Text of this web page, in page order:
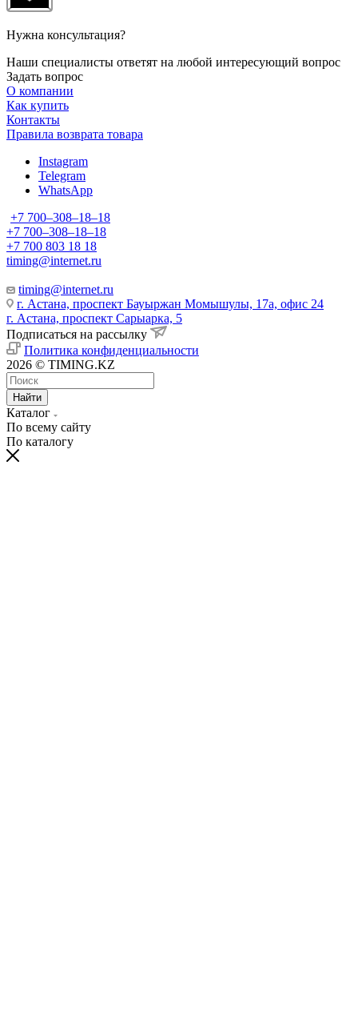
Нужна консультация?
Наши специалисты ответят на любой интересующий вопрос
Задать вопрос
О компании
Как купить
Контакты
Правила возврата товара
Instagram
Telegram
WhatsApp
+7 700‒308‒18‒18
+7 700‒308‒18‒18
+7 700 803 18 18
timing@internet.ru
timing@internet.ru
г. Астана, проспект Бауыржан Момышулы, 17а, офис 24
г. Астана, проспект Сарыарка, 5
Подписаться на рассылку
Политика конфиденциальности
2026 © TIMING.KZ
Найти
Каталог
По всему сайту
По каталогу